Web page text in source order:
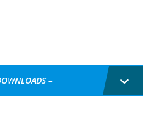
–